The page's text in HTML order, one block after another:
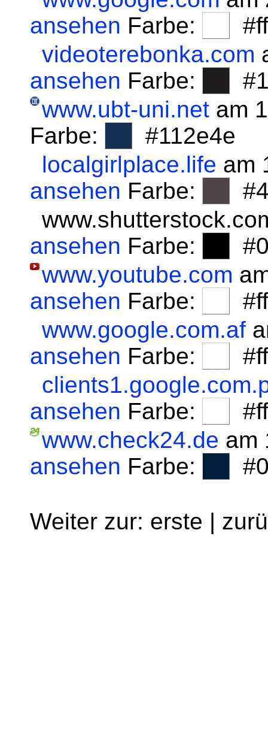
ansehen Farbe:
videoterebonka.com
ansehen Farbe:
www.ubt-uni.net am
Farbe:
#112e4e
localgirlplace.life am
ansehen Farbe:
ansehen Farbe:
www.youtube.com
ansehen Farbe:
www.google.com.af
ansehen Farbe:
ansehen Farbe:
www.check24.de am
ansehen Farbe:
Weiter zur: erste |